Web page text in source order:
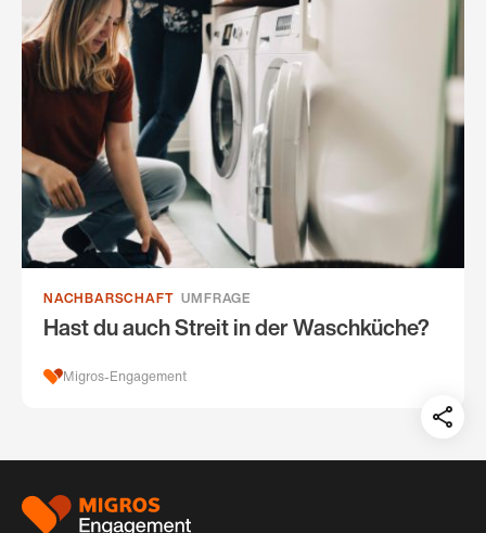
NACHBARSCHAFT UMFRAGE
Hast du auch Streit in der Waschküche?
Migros-Engagement
auf:
Footer